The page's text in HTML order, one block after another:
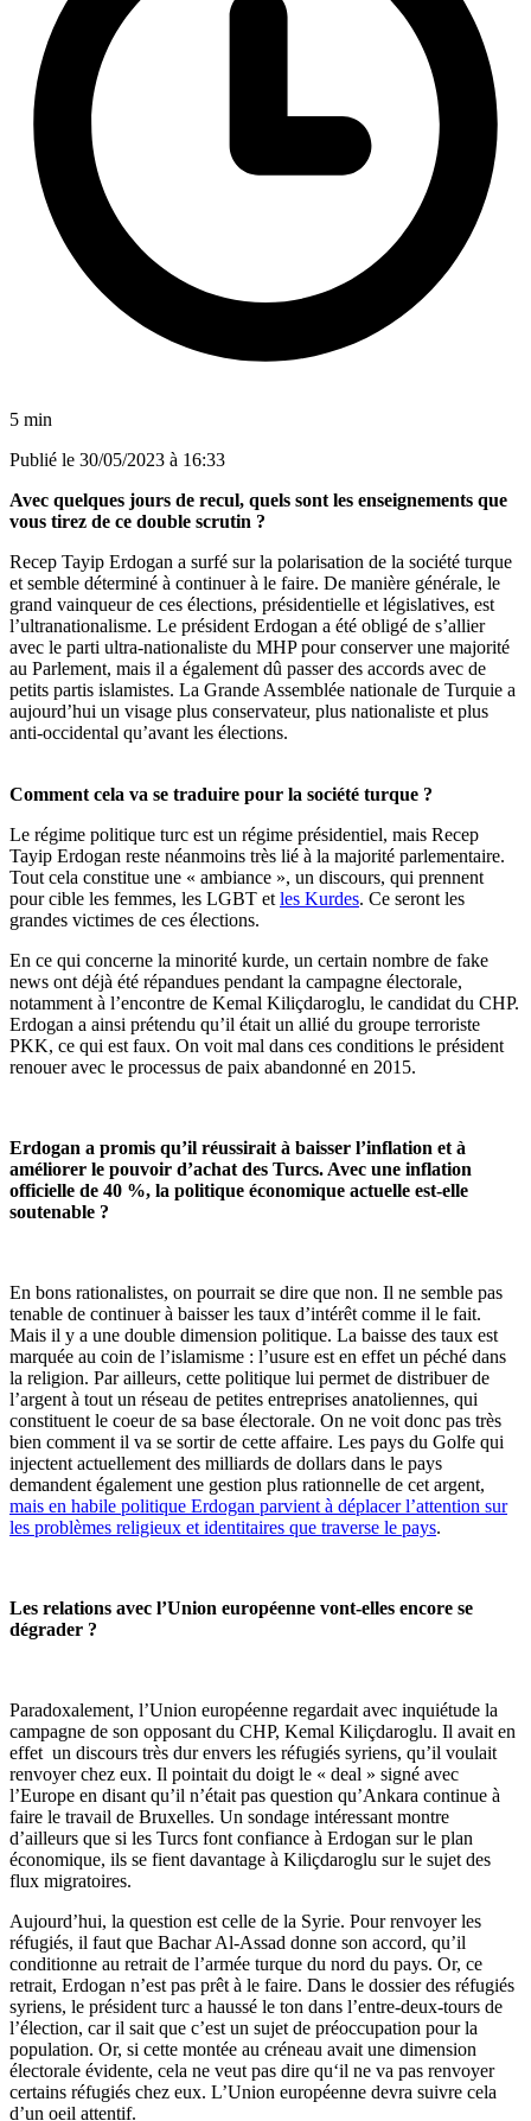
5 min
Publié le 30/05/2023 à 16:33
Avec quelques jours de recul, quels sont les enseignements que
vous tirez de ce double scrutin ?
Recep Tayip Erdogan a surfé sur la polarisation de la société turque
et semble déterminé à continuer à le faire. De manière générale, le
grand vainqueur de ces élections, présidentielle et législatives, est
l’ultranationalisme. Le président Erdogan a été obligé de s’allier
avec le parti ultra-nationaliste du MHP pour conserver une majorité
au Parlement, mais il a également dû passer des accords avec de
petits partis islamistes. La Grande Assemblée nationale de Turquie a
aujourd’hui un visage plus conservateur, plus nationaliste et plus
anti-occidental qu’avant les élections.
Comment cela va se traduire pour la société turque ?
Le régime politique turc est un régime présidentiel, mais Recep
Tayip Erdogan reste néanmoins très lié à la majorité parlementaire.
Tout cela constitue une « ambiance », un discours, qui prennent
pour cible les femmes, les LGBT et les Kurdes. Ce seront les
grandes victimes de ces élections.
En ce qui concerne la minorité kurde, un certain nombre de fake
news ont déjà été répandues pendant la campagne électorale,
notamment à l’encontre de Kemal Kiliçdaroglu, le candidat du CHP.
Erdogan a ainsi prétendu qu’il était un allié du groupe terroriste
PKK, ce qui est faux. On voit mal dans ces conditions le président
renouer avec le processus de paix abandonné en 2015.
Erdogan a promis qu’il réussirait à baisser l’inflation et à
améliorer le pouvoir d’achat des Turcs. Avec une inflation
officielle de 40 %, la politique économique actuelle est-elle
soutenable ?
En bons rationalistes, on pourrait se dire que non. Il ne semble pas
tenable de continuer à baisser les taux d’intérêt comme il le fait.
Mais il y a une double dimension politique. La baisse des taux est
marquée au coin de l’islamisme : l’usure est en effet un péché dans
la religion. Par ailleurs, cette politique lui permet de distribuer de
l’argent à tout un réseau de petites entreprises anatoliennes, qui
constituent le coeur de sa base électorale. On ne voit donc pas très
bien comment il va se sortir de cette affaire. Les pays du Golfe qui
injectent actuellement des milliards de dollars dans le pays
demandent également une gestion plus rationnelle de cet argent,
mais en habile politique Erdogan parvient à déplacer l’attention sur
les problèmes religieux et identitaires que traverse le pays.
Les relations avec l’Union européenne vont-elles encore se
dégrader ?
Paradoxalement, l’Union européenne regardait avec inquiétude la
campagne de son opposant du CHP, Kemal Kiliçdaroglu. Il avait en
effet un discours très dur envers les réfugiés syriens, qu’il voulait
renvoyer chez eux. Il pointait du doigt le « deal » signé avec
l’Europe en disant qu’il n’était pas question qu’Ankara continue à
faire le travail de Bruxelles. Un sondage intéressant montre
d’ailleurs que si les Turcs font confiance à Erdogan sur le plan
économique, ils se fient davantage à Kiliçdaroglu sur le sujet des
flux migratoires.
Aujourd’hui, la question est celle de la Syrie. Pour renvoyer les
réfugiés, il faut que Bachar Al-Assad donne son accord, qu’il
conditionne au retrait de l’armée turque du nord du pays. Or, ce
retrait, Erdogan n’est pas prêt à le faire. Dans le dossier des réfugiés
syriens, le président turc a haussé le ton dans l’entre-deux-tours de
l’élection, car il sait que c’est un sujet de préoccupation pour la
population. Or, si cette montée au créneau avait une dimension
électorale évidente, cela ne veut pas dire qu‘il ne va pas renvoyer
certains réfugiés chez eux. L’Union européenne devra suivre cela
d’un oeil attentif.